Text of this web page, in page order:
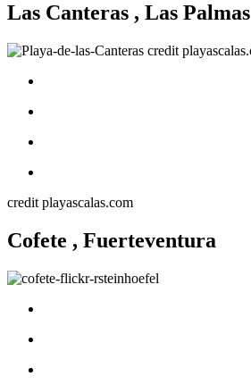
Las Canteras , Las Palmas
credit playascalas.com
Cofete , Fuerteventura